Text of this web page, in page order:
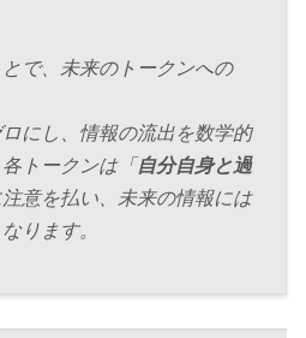
で、未来のトークンへの
ロにし、情報の流出を数学的
トークンは「 自分自身と過
意を払い、未来の情報には
ります。